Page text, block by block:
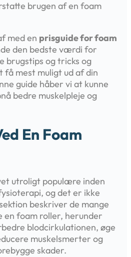
brugen af en foam
med en prisguide for foam
den bedste værdi for
brugstips og tricks og
få mest muligt ud af din
guide håber vi at kunne
bedre muskelpleje og
En Foam
utroligt populære inden
og det er ikke
beskriver de mange
en foam roller, herunder
blodcirkulationen, øge
muskelsmerter og
skader.